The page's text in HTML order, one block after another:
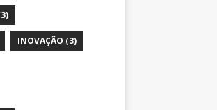
INOVAÇÃO (3)